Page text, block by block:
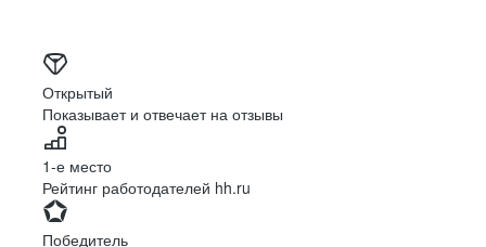
Открытый
Показывает и отвечает на отзывы
1-е место
Рейтинг работодателей hh.ru
Победитель